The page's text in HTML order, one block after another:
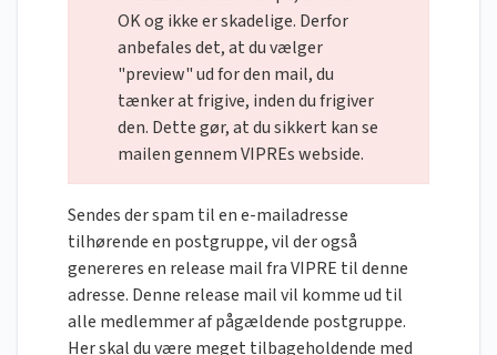
OK og ikke er skadelige. Derfor
anbefales det, at du vælger
"preview" ud for den mail, du
tænker at frigive, inden du frigiver
den. Dette gør, at du sikkert kan se
mailen gennem VIPREs webside.
Sendes der spam til en e-mailadresse
tilhørende en postgruppe, vil der også
genereres en release mail fra VIPRE til denne
adresse. Denne release mail vil komme ud til
alle medlemmer af pågældende postgruppe.
Her skal du være meget tilbageholdende med